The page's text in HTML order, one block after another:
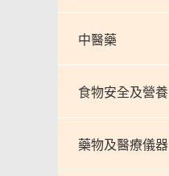
中醫藥
食物安全及營養
藥物及醫療儀器